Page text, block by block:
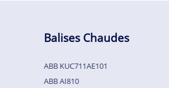
Balises Chaudes
ABB KUC711AE101
ABB AI810